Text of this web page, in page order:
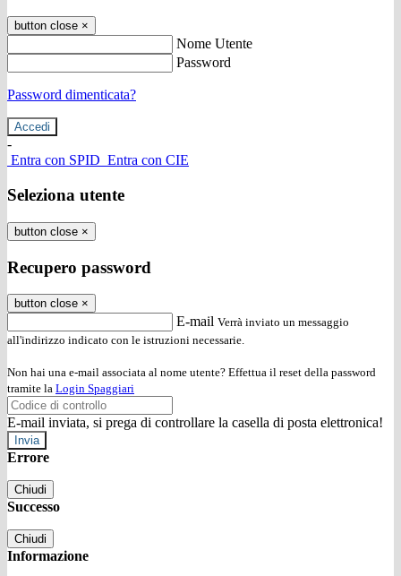
button close ×
Nome Utente
Password
Password dimenticata?
-
Entra con SPID Entra con CIE
Seleziona utente
button close ×
Recupero password
button close ×
E-mail Verrà inviato un messaggio
all'indirizzo indicato con le istruzioni necessarie.
Non hai una e-mail associata al nome utente? Effettua il reset della password
tramite la Login Spaggiari
E-mail inviata, si prega di controllare la casella di posta elettronica!
Errore
Chiudi
Successo
Chiudi
Informazione